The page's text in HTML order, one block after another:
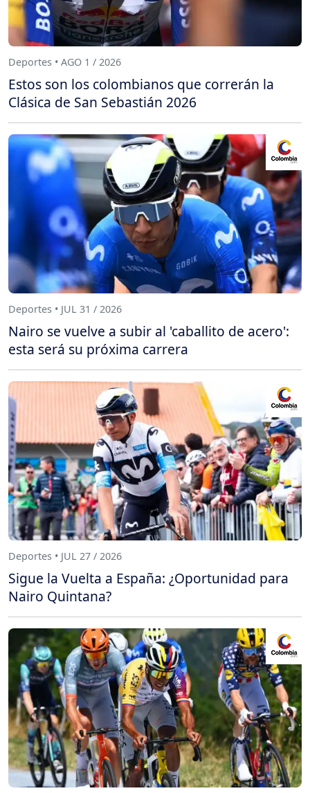
Deportes • AGO 1 / 2026
Estos son los colombianos que correrán la
Clásica de San Sebastián 2026
Deportes • JUL 31 / 2026
Nairo se vuelve a subir al 'caballito de acero':
esta será su próxima carrera
Deportes • JUL 27 / 2026
Sigue la Vuelta a España: ¿Oportunidad para
Nairo Quintana?